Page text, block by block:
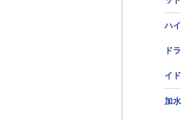
ハイ
ドラ
イド
加水